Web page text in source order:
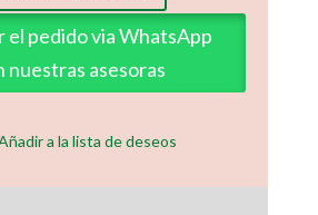
el pedido via WhatsApp
nuestras asesoras
a la lista de deseos